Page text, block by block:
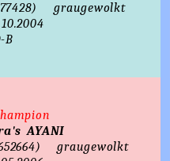
graugewolkt
B
AYANI
graugewolkt